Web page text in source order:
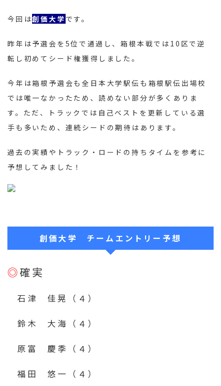
今回は創価大学 です。
昨年は予選会を5位で通過し、箱根本戦では10区で逆
転し初めてシード権獲得しました。
今年は箱根予選会も全日本大学駅伝も箱根駅伝出場校
では唯一なかったため、読めない部分が多くありま
す。ただ、トラックでは自己ベストを更新している選
手も多いため、連続シードの期待はあります。
過去の実績やトラック・ロードの持ちタイムを参考に
予想してみました！
創価大学 チームエントリー予想
◎確実
石津 佳晃（４）
鈴木 大海 （４）
原富 慶季（４）
福田 悠一（４）